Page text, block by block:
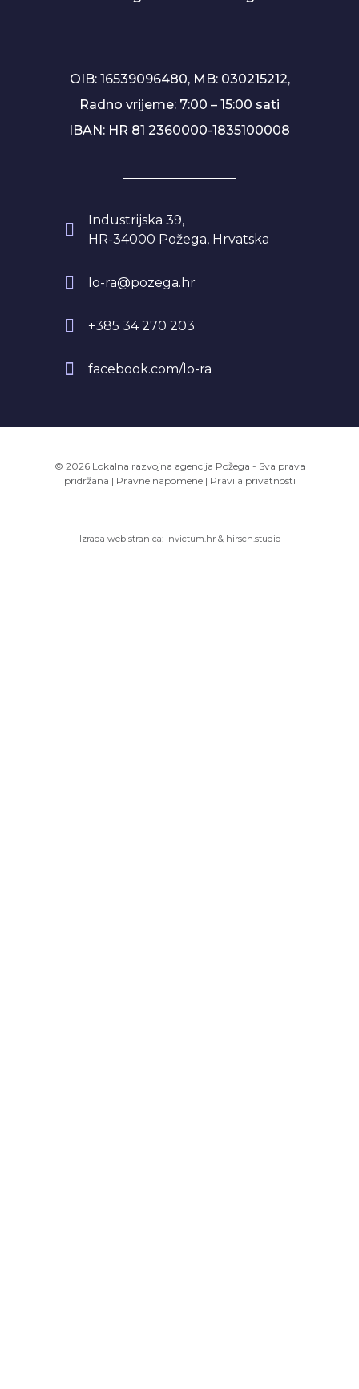
OIB: 16539096480, MB: 030215212,
Radno vrijeme: 7:00 – 15:00 sati
IBAN: HR 81 2360000-1835100008
Industrijska 39,
HR-34000 Požega, Hrvatska
lo-ra@pozega.hr
+385 34 270 203
facebook.com/lo-ra
© 2026 Lokalna razvojna agencija Požega - Sva prava
pridržana | Pravne napomene | Pravila privatnosti
Izrada web stranica: invictum.hr& hirsch.studio